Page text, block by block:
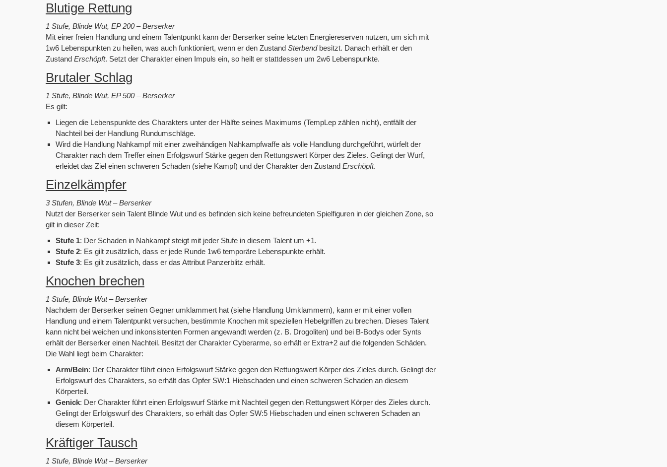
Blutige Rettung
1 Stufe, Blinde Wut, EP 200 – Berserker
Mit einer freien Handlung und einem Talentpunkt kann der Berserker seine letzten Energiereserven nutzen, um sich mit
1w6 Lebenspunkten zu heilen, was auch funktioniert, wenn er den Zustand Sterbendbesitzt. Danach erhält er den
Zustand Erschöpft. Setzt der Charakter einen Impuls ein, so heilt er stattdessen um 2w6 Lebenspunkte.
Brutaler Schlag
1 Stufe, Blinde Wut, EP 500 – Berserker
Es gilt:
Liegen die Lebenspunkte des Charakters unter der Hälfte seines Maximums (TempLep zählen nicht), entfällt der
Nachteil bei der Handlung Rundumschläge.
Wird die Handlung Nahkampf mit einer zweihändigen Nahkampfwaffe als volle Handlung durchgeführt, würfelt der
Charakter nach dem Treffer einen Erfolgswurf Stärke gegen den Rettungswert Körper des Zieles. Gelingt der Wurf,
erleidet das Ziel einen schweren Schaden (siehe Kampf) und der Charakter den Zustand Erschöpft.
Einzelkämpfer
3 Stufen, Blinde Wut – Berserker
Nutzt der Berserker sein Talent Blinde Wut und es befinden sich keine befreundeten Spielfiguren in der gleichen Zone, so
gilt in dieser Zeit:
Stufe 1: Der Schaden in Nahkampf steigt mit jeder Stufe in diesem Talent um +1.
Stufe 2: Es gilt zusätzlich, dass er jede Runde 1w6 temporäre Lebenspunkte erhält.
Stufe 3: Es gilt zusätzlich, dass er das Attribut Panzerblitz erhält.
Knochen brechen
1 Stufe, Blinde Wut – Berserker
Nachdem der Berserker seinen Gegner umklammert hat (siehe Handlung Umklammern), kann er mit einer vollen
Handlung und einem Talentpunkt versuchen, bestimmte Knochen mit speziellen Hebelgriffen zu brechen. Dieses Talent
kann nicht bei weichen und inkonsistenten Formen angewandt werden (z. B. Drogoliten) und bei B-Bodys oder Synts
erhält der Berserker einen Nachteil. Besitzt der Charakter Cyberarme, so erhält er Extra+2 auf die folgenden Schäden.
Die Wahl liegt beim Charakter:
Arm/Bein: Der Charakter führt einen Erfolgswurf Stärke gegen den Rettungswert Körper des Zieles durch. Gelingt der
Erfolgswurf des Charakters, so erhält das Opfer SW:1 Hiebschaden und einen schweren Schaden an diesem
Körperteil.
Genick: Der Charakter führt einen Erfolgswurf Stärke mit Nachteil gegen den Rettungswert Körper des Zieles durch.
Gelingt der Erfolgswurf des Charakters, so erhält das Opfer SW:5 Hiebschaden und einen schweren Schaden an
diesem Körperteil.
Kräftiger Tausch
1 Stufe, Blinde Wut – Berserker